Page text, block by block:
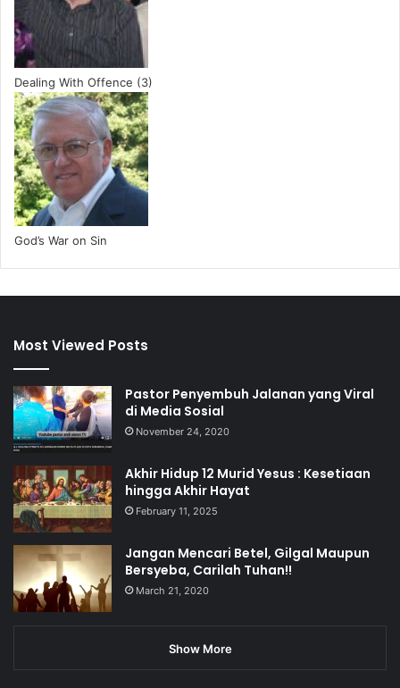
Dealing With Offence (3)
God’s War on Sin
Most Viewed Posts
Pastor Penyembuh Jalanan yang Viral
di Media Sosial
November 24, 2020
Akhir Hidup 12 Murid Yesus : Kesetiaan
hingga Akhir Hayat
February 11, 2025
Jangan Mencari Betel, Gilgal Maupun
Bersyeba, Carilah Tuhan!!
March 21, 2020
Show More